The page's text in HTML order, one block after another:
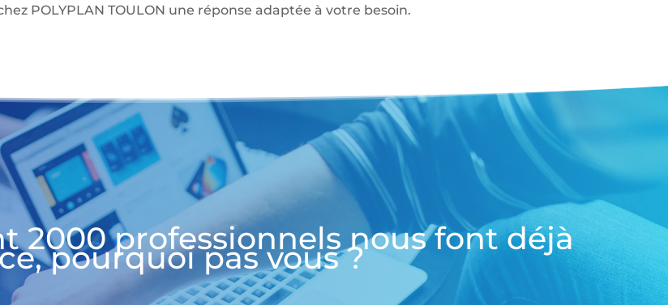
POLYPLAN TOULON une réponse adaptée à votre besoin.
2000 professionnels nous font déjà
pourquoi pas vous ?